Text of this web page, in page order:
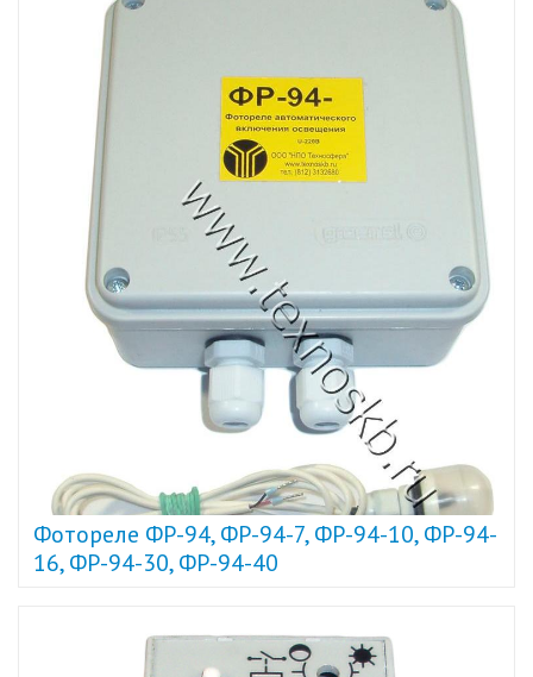
Фотореле ФР-94, ФР-94-7, ФР-94-10, ФР-94-
16, ФР-94-30, ФР-94-40